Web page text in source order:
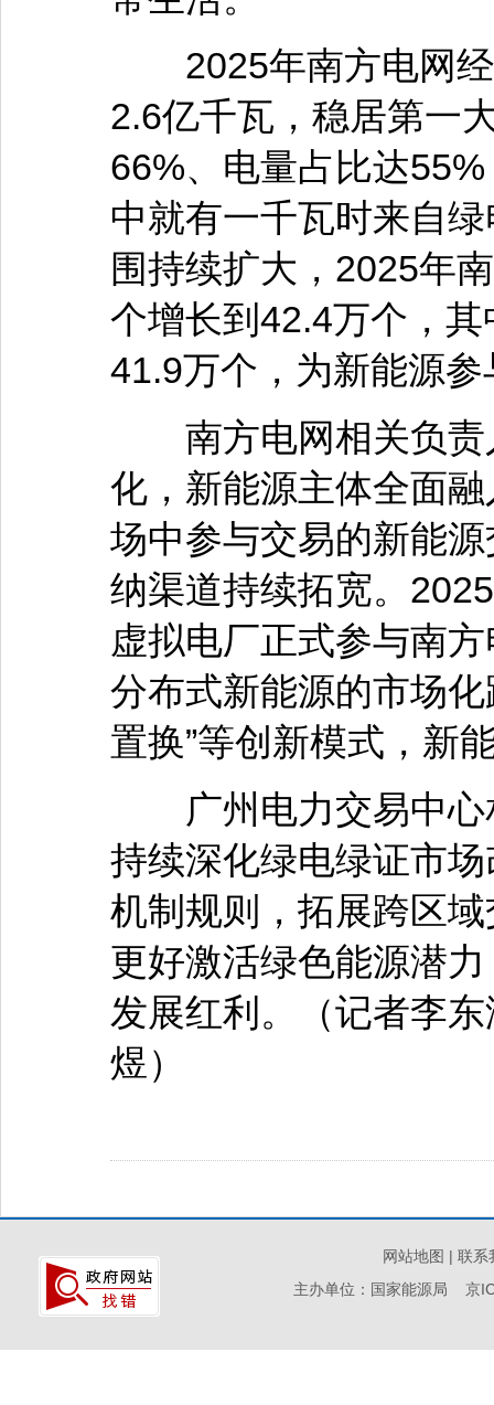
2025年南方电网经
2.6亿千瓦，稳居第一
66%、电量占比达
中就有一千瓦时来自
围持续扩大，2025年
个增长到42.4万个，
41.9万个，为新能源
南方电网相关负责
化，新能源主体全面
场中参与交易的新能
纳渠道持续拓宽。
虚拟电厂正式参与南
分布式新能源的市场化
置换”等创新模式，新
广州电力交易中心
持续深化绿电绿证市
机制规则，拓展跨区
更好激活绿色能源潜
发展红利。（记者李
煜）